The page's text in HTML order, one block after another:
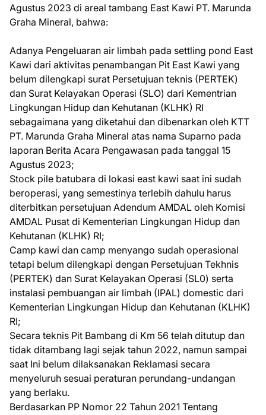
Agustus 2023 di areal tambang East Kawi PT. Marunda
Graha Mineral, bahwa:
Adanya Pengeluaran air limbah pada settling pond East
Kawi dari aktivitas penambangan Pit East Kawi yang
belum dilengkapi surat Persetujuan teknis (PERTEK)
dan Surat Kelayakan Operasi (SLO) dari Kementrian
Lingkungan Hidup dan Kehutanan (KLHK) RI
sebagaimana yang diketahui dan dibenarkan oleh KTT
PT. Marunda Graha Mineral atas nama Suparno pada
laporan Berita Acara Pengawasan pada tanggal 15
Agustus 2023;
Stock pile batubara di lokasi east kawi saat ini sudah
beroperasi, yang semestinya terlebih dahulu harus
diterbitkan persetujuan Adendum AMDAL oleh Komisi
AMDAL Pusat di Kementerian Lingkungan Hidup dan
Kehutanan (KLHK) RI;
Camp kawi dan camp menyango sudah operasional
tetapi belum dilengkapi dengan Persetujuan Tekhnis
(PERTEK) dan Surat Kelayakan Operasi (SL0) serta
instalasi pembuangan air limbah (IPAL) domestic dari
Kementerian Lingkungan Hidup dan Kehutanan (KLHK)
RI;
Secara teknis Pit Bambang di Km 56 telah ditutup dan
tidak ditambang lagi sejak tahun 2022, namun sampai
saat Ini belum dilaksanakan Reklamasi secara
menyeluruh sesuai peraturan perundang-undangan
yang berlaku.
Berdasarkan PP Nomor 22 Tahun 2021 Tentang